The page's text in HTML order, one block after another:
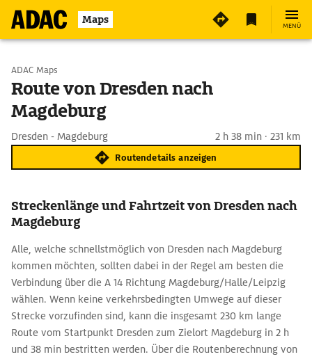
Maps MENÜ
Start wählen
Ziel eingeben
ADAC Maps
Route von Dresden nach
Magdeburg
Dresden - Magdeburg 2 h 38 min · 231 km
Routendetails anzeigen
Streckenlänge und Fahrtzeit von Dresden nach
Magdeburg
Alle, welche schnellstmöglich von Dresden nach Magdeburg
kommen möchten, sollten dabei in der Regel am besten die
Verbindung über die A 14 Richtung Magdeburg/Halle/Leipzig
wählen. Wenn keine verkehrsbedingten Umwege auf dieser
Strecke vorzufinden sind, kann die insgesamt 230 km lange
Route vom Startpunkt Dresden zum Zielort Magdeburg in 2 h
und 38 min bestritten werden. Über die Routenberechnung von